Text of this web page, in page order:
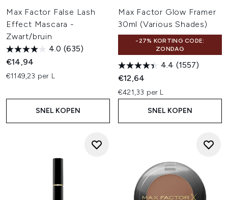
Max Factor False Lash
Effect Mascara -
Zwart/bruin
4.0 (635)
€14,94
€1149,23 per L
SNEL KOPEN
Max Factor Glow Framer
30ml (Various Shades)
-27% KORTING CODE:
ZONDAG
4.4 (1557)
€12,64
€421,33 per L
SNEL KOPEN